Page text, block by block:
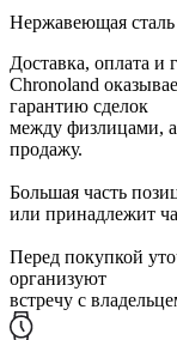
Нержавеющая сталь
Доставка, оплата и
Chronoland
гарантию сделок
между физлицами,
продажу.
Большая часть
или принадлежит
Перед покупкой
организуют
встречу с